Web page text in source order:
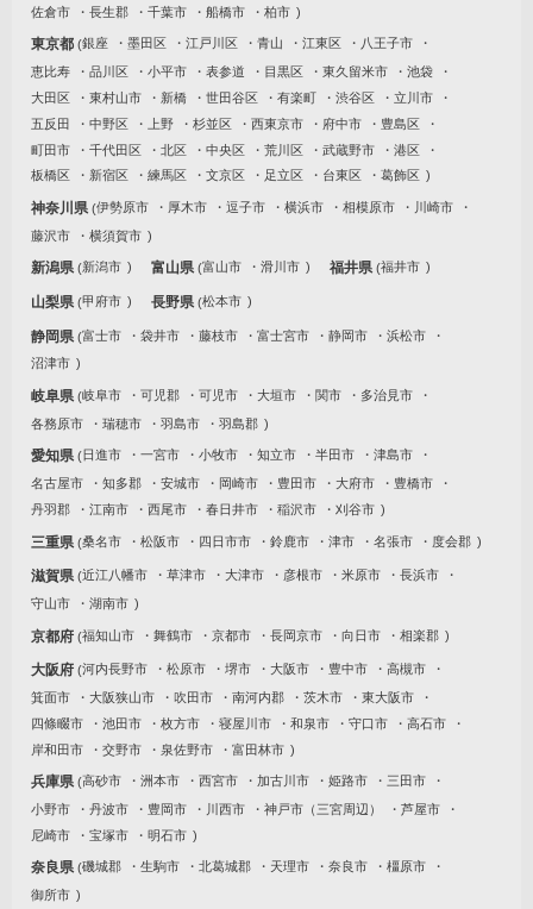
佐倉市
長生郡 千葉市 船橋市 柏市
東京都 銀座 墨田区 江戸川区 青山 江東区
八王子市
恵比寿
品川区 小平市 表参道 目黒区 東久留米市
池袋
大田区
東村山市 新橋 世田谷区 有楽町 渋谷区
立川市
五反田
中野区 上野 杉並区 西東京市 府中市
豊島区
町田市
千代田区 北区 中央区 荒川区 武蔵野市
港区
板橋区
新宿区 練馬区 文京区 足立区 台東区 葛飾区
神奈川県 伊勢原市 厚木市 逗子市 横浜市 相模原市
川崎市
藤沢市
横須賀市
新潟県 新潟市 富山県 富山市 滑川市 福井県 福井市
山梨県 甲府市 長野県 松本市
静岡県 富士市 袋井市 藤枝市 富士宮市 静岡市
浜松市
沼津市
岐阜県 岐阜市 可児郡 可児市 大垣市 関市
多治見市
各務原市
瑞穂市 羽島市 羽島郡
愛知県 日進市 一宮市 小牧市 知立市 半田市
津島市
名古屋市
知多郡 安城市 岡崎市 豊田市 大府市
豊橋市
丹羽郡
江南市 西尾市 春日井市 稲沢市 刈谷市
三重県 桑名市 松阪市 四日市市 鈴鹿市 津市 名張市 度会郡
滋賀県 近江八幡市 草津市 大津市 彦根市 米原市
長浜市
守山市
湖南市
京都府 福知山市 舞鶴市 京都市 長岡京市 向日市 相楽郡
大阪府 河内長野市 松原市 堺市 大阪市 豊中市
高槻市
箕面市
大阪狭山市 吹田市 南河内郡 茨木市
東大阪市
四條畷市
池田市 枚方市 寝屋川市 和泉市 守口市
高石市
岸和田市
交野市 泉佐野市 富田林市
兵庫県 高砂市 洲本市 西宮市 加古川市 姫路市
三田市
小野市
丹波市 豊岡市 川西市 神戸市（三宮周辺）
芦屋市
尼崎市
宝塚市 明石市
奈良県 磯城郡 生駒市 北葛城郡 天理市 奈良市
橿原市
御所市